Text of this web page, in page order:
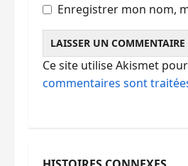
Enregistrer mon nom,
Ce site utilise Akismet
commentaires sont